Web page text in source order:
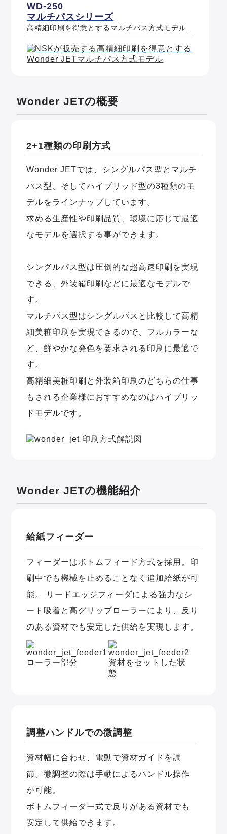
WD-250
マルチパスシリーズ
高精細印刷を得意とするマルチパス方式モデル
Wonder JETの概要
2+1種類の印刷方式
Wonder JETでは、シングルパス型とマルチ
パス型、そしてハイブリッド型の3種類のモ
デルをラインナップしています。
求める生産性や印刷品質、環境に応じて最適
なモデルを選択する事ができます。
シングルパス型は圧倒的な超高速印刷を実現
できる、外装箱印刷などに最適なモデルで
す。
マルチパス型はシングルパスと比較して高精
細美粧印刷を実現できるので、フルカラーな
ど、鮮やかな発色を要求される印刷に最適で
す。
高精細美粧印刷と外装箱印刷のどちらの仕事
もされる企業様におすすめなのはハイブリッ
ドモデルです。
Wonder JETの機能紹介
給紙フィーダー
フィーダーはボトムフィード方式を採用。印
刷中でも機械を止めることなく追加給紙が可
能。 リードエッジフィーダによる強力なシ
ート吸着と高グリップローラーにより、反り
のある資材でも安定した供給を実現します。
調整ハンドルでの微調整
資材幅に合わせ、電動で資材ガイドを調
節。微調整の際は手動によるハンドル操作
が可能。
ボトムフィーダー式で反りがある資材でも
安定して供給できます。